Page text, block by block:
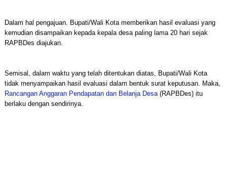
Dalam hal pengajuan. Bupati/Wali Kota memberikan hasil evaluasi yang
kemudian disampaikan kepada kepala desa paling lama 20 hari sejak
RAPBDes diajukan.
Semisal, dalam waktu yang telah ditentukan diatas, Bupati/Wali Kota
tidak menyampaikan hasil evaluasi dalam bentuk surat keputusan. Maka,
Rancangan Anggaran Pendapatan dan Belanja Desa(RAPBDes) itu
berlaku dengan sendirinya.